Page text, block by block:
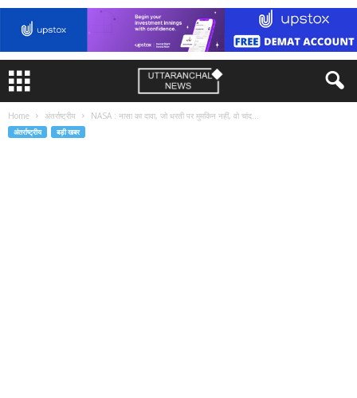
Home अंतर्राष्ट्रीय NASA : नासा का दावा, जो धरती पर मुमकिन नहीं, वो चांद...
अंतर्राष्ट्रीय बड़ी खबर